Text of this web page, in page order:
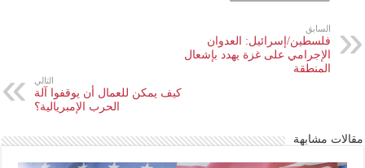
السابق
فلسطين/إسرائيل: العدوان
الإجرامي على غزة يهدد بإشعال
المنطقة
التالي
كيف يمكن للعمال أن يوقفوا آلة
الحرب الإمبريالية؟
مقالات مشابهة